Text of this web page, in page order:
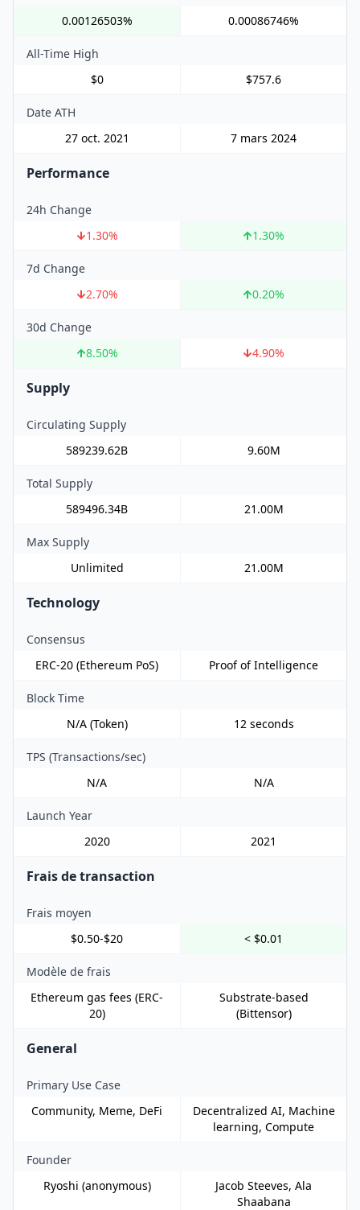
0.00126503%
0.00086746%
All-Time High
$0
$757.6
Date ATH
27 oct. 2021
7 mars 2024
Performance
24h Change
1.30% 1.30%
7d Change
2.70% 0.20%
30d Change
8.50% 4.90%
Supply
Circulating Supply
589239.62B
9.60M
Total Supply
589496.34B
21.00M
Max Supply
Unlimited
21.00M
Technology
Consensus
ERC-20 (Ethereum PoS)
Proof of Intelligence
Block Time
N/A (Token)
12 seconds
TPS (Transactions/sec)
N/A
N/A
Launch Year
2020
2021
Frais de transaction
Frais moyen
$0.50-$20
< $0.01
Modèle de frais
Ethereum gas fees (ERC-
20)
Substrate-based
(Bittensor)
General
Primary Use Case
Community, Meme, DeFi
Decentralized AI, Machine
learning, Compute
Founder
Ryoshi (anonymous)
Jacob Steeves, Ala
Shaabana